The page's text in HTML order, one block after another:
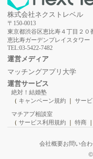
2026年7月17日
2026年7月17日
2026年7月17日
2026年7月16日
2026年7月16日
2026年7月16日
株式会社ネクストレベル
〒150-0013
東京都渋谷区恵比寿４丁目２０
恵比寿ガーデンプレイスタワー
TEL:03-5422-7482
運営メディア
マッチングアプリ大学
運営サービス
絶対！結婚塾
（ キャンペーン規約 サー
マチアプ相談室
（ サービス利用規約 特商
©
会社概要お問い合